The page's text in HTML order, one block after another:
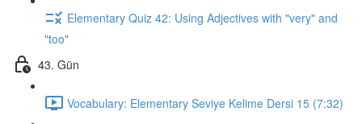
Elementary Quiz 42: Using Adjectives with "very" and
"too"
43. Gün
Vocabulary: Elementary Seviye Kelime Dersi 15 (7:32)